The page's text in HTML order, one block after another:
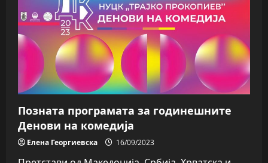
нов
краток
филм
на
група
кумановци
Позната програмата за годинешните
Денови на комедија
Елена Георгиевска 16/09/2023